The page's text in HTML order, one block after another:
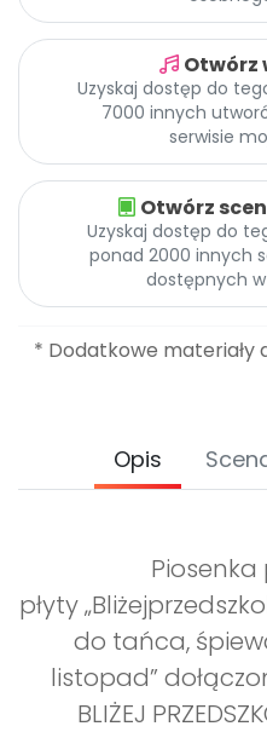
Otwórz
Uzyskaj dostęp do
7000 innych
serwisie
Otwórz
Uzyskaj dostęp do
ponad 2000 innych
dostępnych
* Dodatkowe materiały
Opis
płyty
do tańca,
listopad”
BLIŻEJ